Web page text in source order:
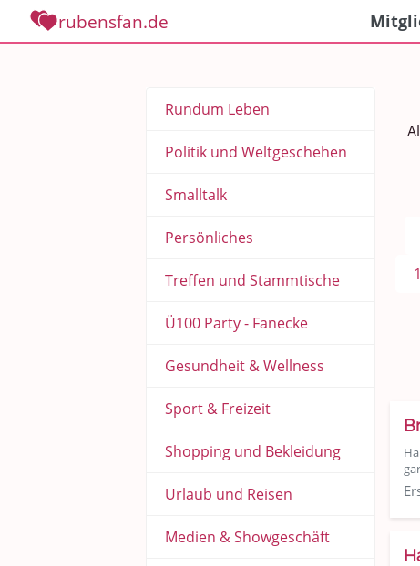
rubensfan.de
Rundum Leben
Politik und Weltgeschehen
Smalltalk
Persönliches
Treffen und Stammtische
Ü100 Party - Fanecke
Gesundheit & Wellness
Sport & Freizeit
Shopping und Bekleidung
Urlaub und Reisen
Medien & Showgeschäft